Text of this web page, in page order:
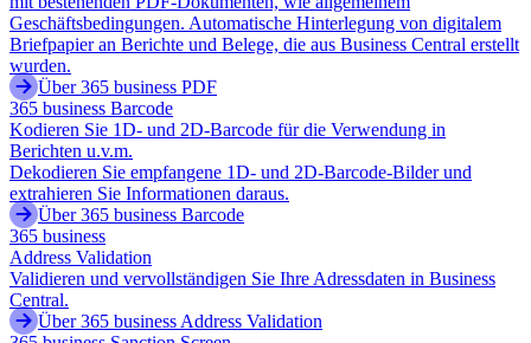
Geschäftsbedingungen. Automatische Hinterlegung von digitalem
Briefpapier an Berichte und Belege, die aus Business Central erstellt
wurden.
Über 365 business PDF
365 business Barcode
Kodieren Sie 1D- und 2D-Barcode für die Verwendung in
Berichten u.v.m.
Dekodieren Sie empfangene 1D- und 2D-Barcode-Bilder und
extrahieren Sie Informationen daraus.
Über 365 business Barcode
365 business
Address Validation
Validieren und vervollständigen Sie Ihre Adressdaten in Business
Central.
Über 365 business Address Validation